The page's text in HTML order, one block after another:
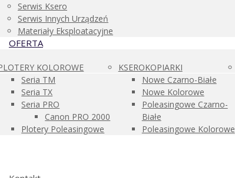
Serwis Ksero
Serwis Innych Urządzeń
Materiały Eksploatacyjne
OFERTA
KOLOROWE
Seria TM
Seria TX
Seria PRO
Canon PRO 2000
Plotery Poleasingowe
KSEROKOPIARKI
Nowe Czarno-Białe
Nowe Kolorowe
Poleasingowe Czarno-
Białe
Poleasingowe Kolorowe